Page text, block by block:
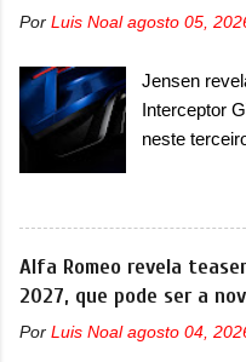
de motor,
de pré-
Há mais
tiveram,
italiano tem
do Dune.
com uma
imagens, a
um carro
apenas
Por Luis Noal agosto 05,
Jensen
Interceptor
neste
apresentou
mostra
esportivo
O
imagem de
Alfa Romeo revela
2027, que pode ser a
Por Luis Noal agosto 04,